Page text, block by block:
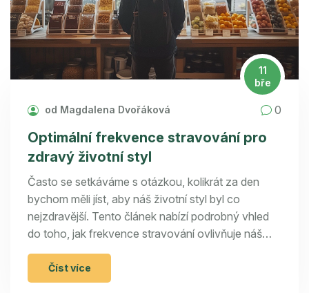
11
bře
od Magdalena Dvořáková 0
Optimální frekvence stravování pro
zdravý životní styl
Často se setkáváme s otázkou, kolikrát za den
bychom měli jíst, aby náš životní styl byl co
nejzdravější. Tento článek nabízí podrobný vhled
do toho, jak frekvence stravování ovlivňuje náš
organismus, metabolizmus a celkové zdraví.
Zabývá se nejen tradičními pojetími, ale i moderními
přístupy k stravování, zahrnující vliv na hmotnost a
Číst více